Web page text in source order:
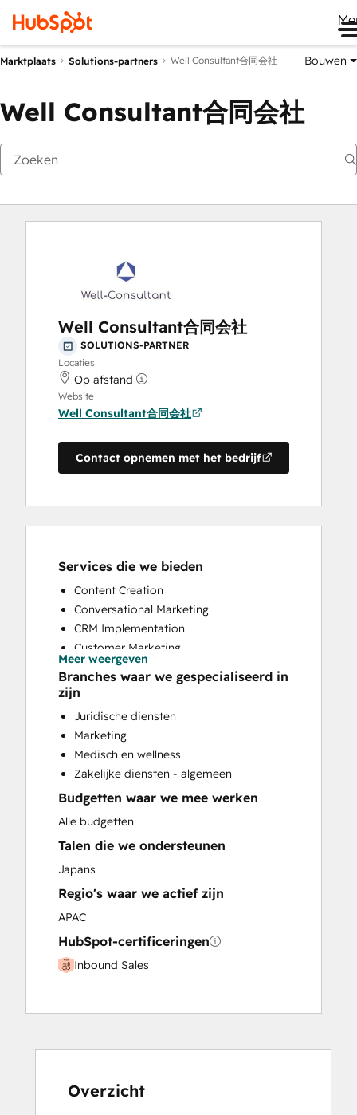
Marktplaats Solutions-partners Well Consultant合同会社 Bouwen
Well Consultant合同会社
Well Consultant合同会社
SOLUTIONS-PARTNER
Locaties
Op afstand
Website
Well Consultant合同会社
Contact opnemen met het bedrijf
Services die we bieden
Content Creation
Conversational Marketing
CRM Implementation
Customer Marketing
Customer Survey and Analysis
Email Marketing
Paid Advertising
Programmable Automation
Meer weergeven
Branches waar we gespecialiseerd in
zijn
Juridische diensten
Marketing
Medisch en wellness
Zakelijke diensten - algemeen
Budgetten waar we mee werken
Alle budgetten
Talen die we ondersteunen
Japans
Regio's waar we actief zijn
APAC
HubSpot-certificeringen
Inbound Sales
Overzicht